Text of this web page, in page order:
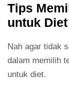
Tips
untuk Diet
Nah agar tidak
dalam memilih
untuk diet.